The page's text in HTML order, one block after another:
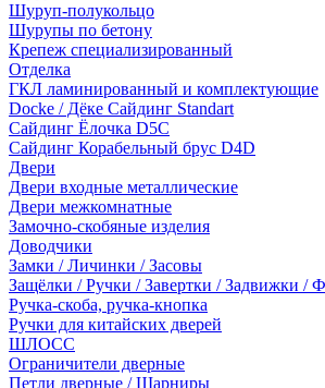
Шуруп-полукольцо
Шурупы по бетону
Крепеж специализированный
Отделка
ГКЛ ламинированный и комплектующие
Docke / Дёке Сайдинг Standart
Сайдинг Ёлочка D5C
Сайдинг Корабельный брус D4D
Двери
Двери входные металлические
Двери межкомнатные
Замочно-скобяные изделия
Доводчики
Замки / Личинки / Засовы
Защёлки / Ручки / Завертки / Задвижки /
Ручка-скоба, ручка-кнопка
Ручки для китайских дверей
ШЛОСС
Ограничители дверные
Петли дверные / Шарниры